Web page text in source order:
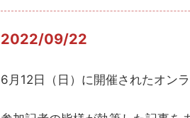
2022/09/22
6月12日（日）に開催されたオン